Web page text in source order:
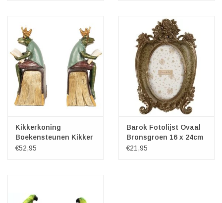
Kikkerkoning
Boekensteunen Kikker
Set van 2
€52,95
Barok Fotolijst Ovaal
Bronsgroen 16 x 24cm
€21,95